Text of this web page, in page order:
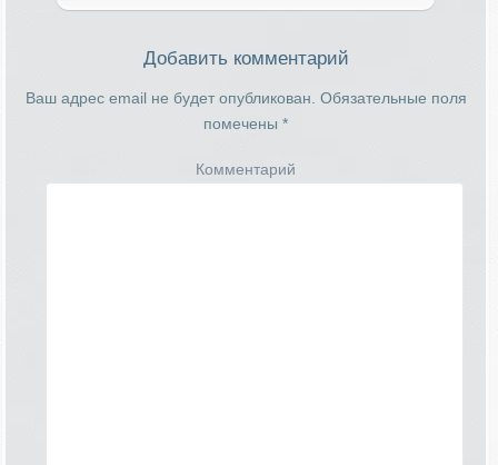
Добавить комментарий
Ваш адрес email не будет опубликован. Обязательные поля
помечены *
Комментарий